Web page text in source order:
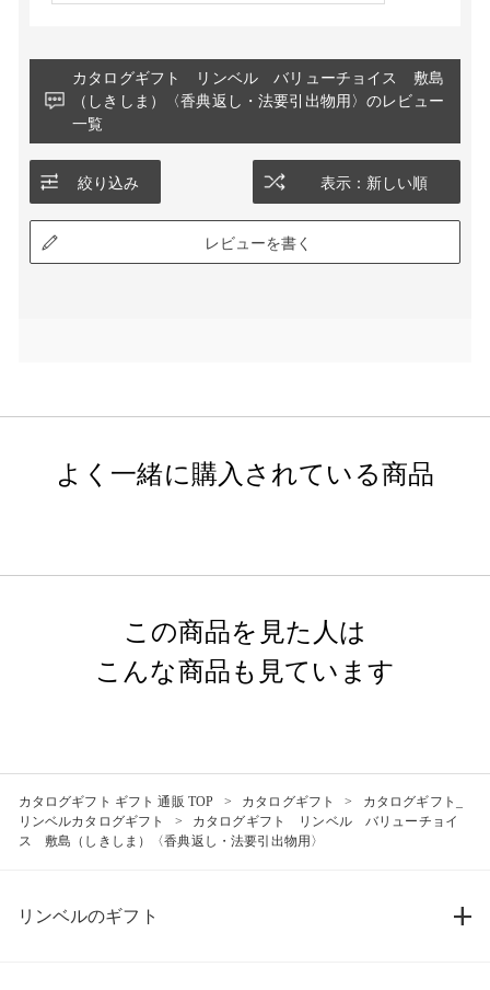
カタログギフト リンベル バリューチョイス 敷島
（しきしま）〈香典返し・法要引出物用〉のレビュー
一覧
絞り込み 表示：新しい順
レビューを書く
よく一緒に購入されている商品
この商品を見た人は
こんな商品も見ています
カタログギフト ギフト 通販 TOP カタログギフト
カタログギフト_
リンベルカタログギフト
カタログギフト リンベル バリューチョイ
ス 敷島（しきしま）〈香典返し・法要引出物用〉
リンベルのギフト